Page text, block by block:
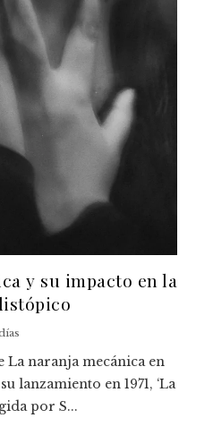
y su impacto en la
naranja mecánica en
lanzamiento en 1971, ‘La
por S...